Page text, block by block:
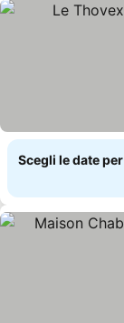
Scegli le date